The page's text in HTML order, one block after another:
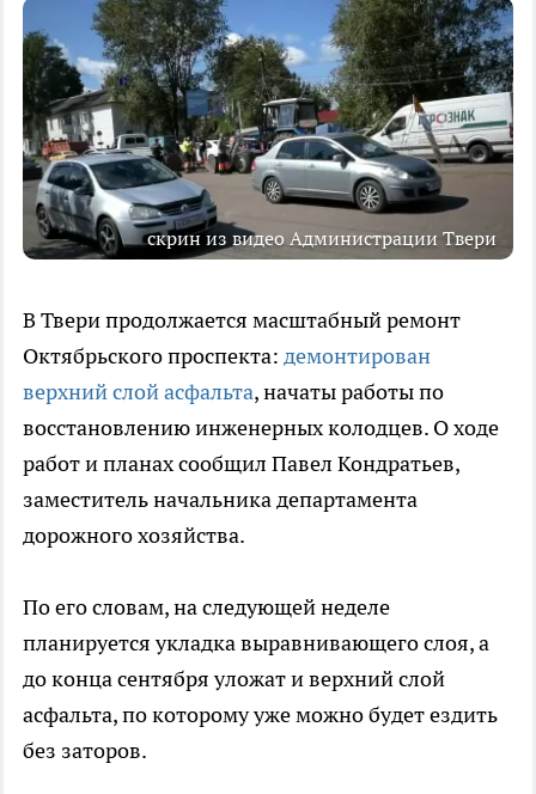
скрин из видео Администрации Твери
В Твери продолжается масштабный ремонт
Октябрьского проспекта: демонтирован
верхний слой асфальта, начаты работы по
восстановлению инженерных колодцев. О ходе
работ и планах сообщил Павел Кондратьев,
заместитель начальника департамента
дорожного хозяйства.
По его словам, на следующей неделе
планируется укладка выравнивающего слоя, а
до конца сентября уложат и верхний слой
асфальта, по которому уже можно будет ездить
без заторов.